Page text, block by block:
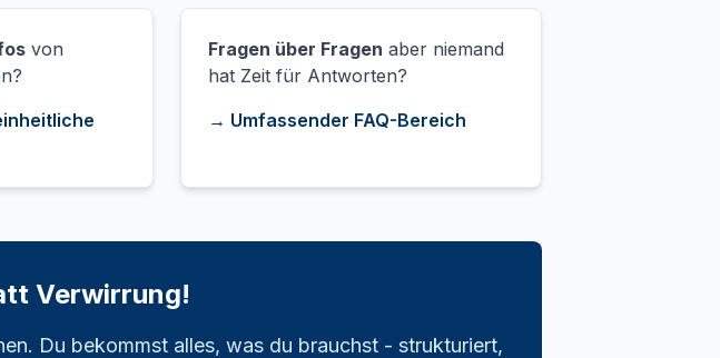
von
Fragen über Fragen aber niemand
hat Zeit für Antworten?
→ Umfassender FAQ-Bereich
Verwirrung!
Du bekommst alles, was du brauchst - strukturiert,